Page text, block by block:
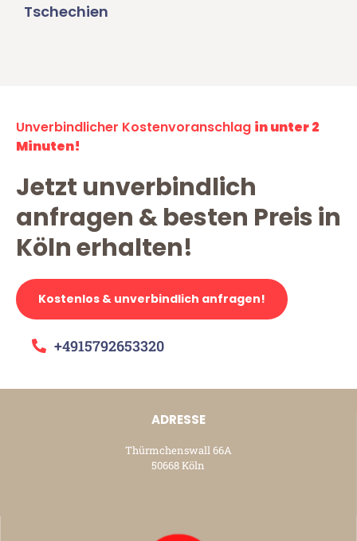
Tschechien
Unverbindlicher Kostenvoranschlag in unter 2
Minuten!
Jetzt unverbindlich
anfragen & besten Preis in
Köln erhalten!
Kostenlos & unverbindlich anfragen!
+4915792653320
ADRESSE
Thürmchenswall 66A
50668 Köln